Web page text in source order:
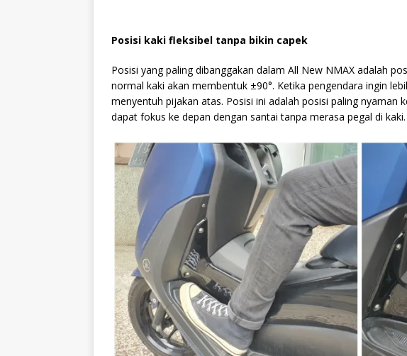
Posisi kaki fleksibel tanpa bikin capek
Posisi yang paling dibanggakan dalam All New NMAX adalah
normal kaki akan membentuk ±90°. Ketika pengendara ingin
menyentuh pijakan atas. Posisi ini adalah posisi paling nyaman
dapat fokus ke depan dengan santai tanpa merasa pegal di kaki.